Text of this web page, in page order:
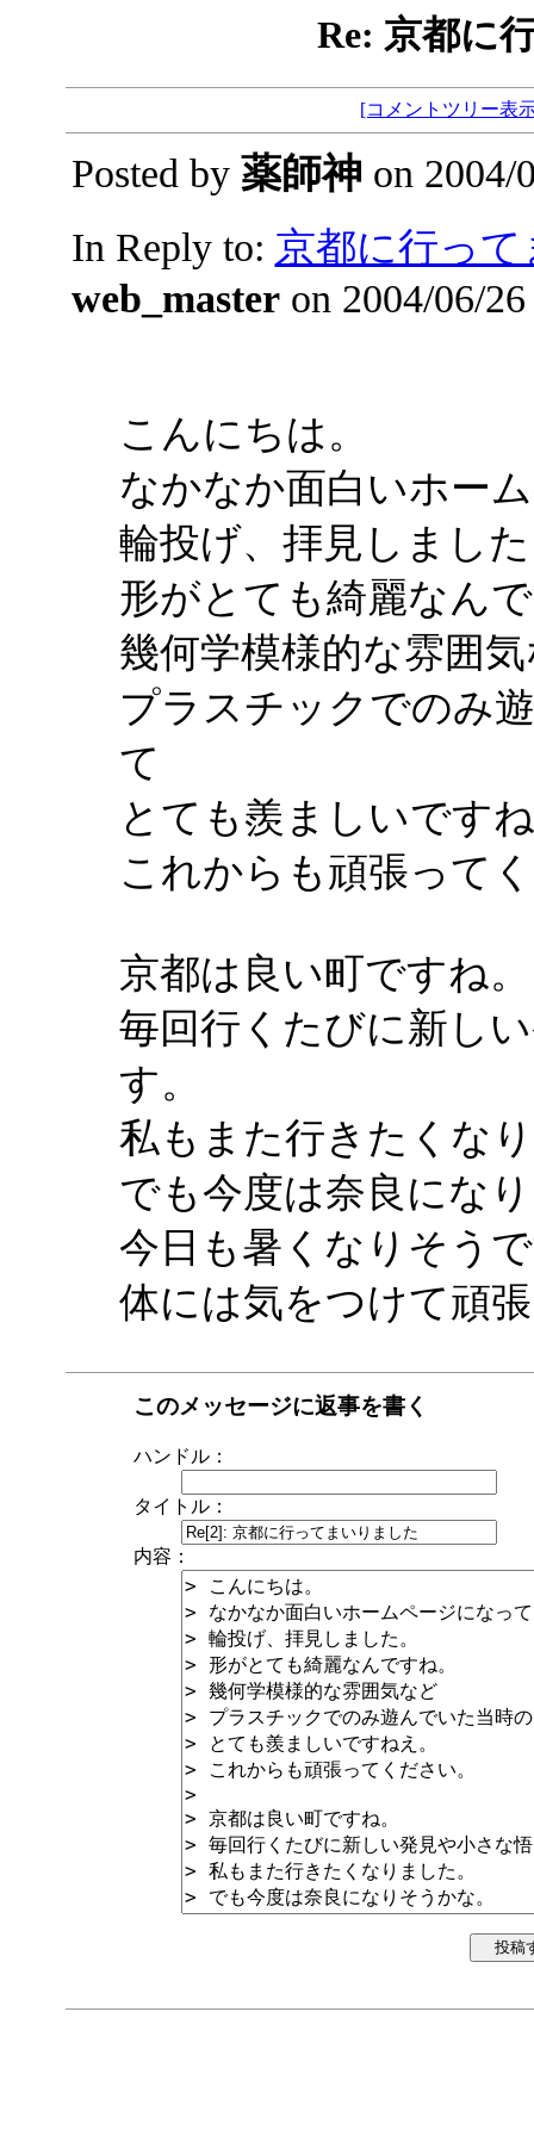
Re: 京都に
[コメントツリー表
Posted by 薬師神 on 2004/
In Reply to: 京都に行っ
web_masteron 2004/06/26
こんにちは。
なかなか面白いホー
輪投げ、拝見しまし
形がとても綺麗なん
幾何学模様的な雰囲
プラスチックでのみ
て
とても羨ましいです
これからも頑張って
京都は良い町ですね。
毎回行くたびに新し
す。
私もまた行きたくな
でも今度は奈良にな
今日も暑くなりそう
体には気をつけて頑
このメッセージに返事を書く
ハンドル：
タイトル：
内容：